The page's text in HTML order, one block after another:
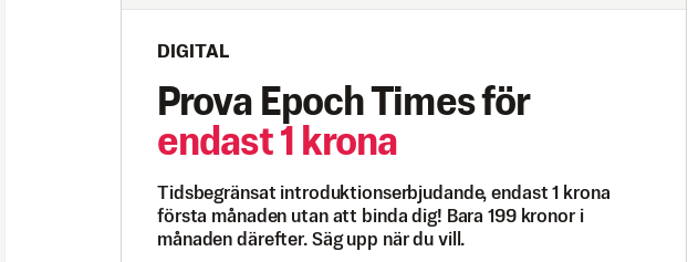
DIGITAL
Prova Epoch Times för
endast 1 krona
Tidsbegränsat introduktionserbjudande, endast 1 krona
första månaden utan att binda dig! Bara 199 kronor i
månaden därefter. Säg upp när du vill.